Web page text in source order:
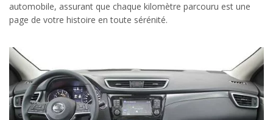
automobile, assurant que chaque kilomètre parcouru est une
page de votre histoire en toute sérénité.